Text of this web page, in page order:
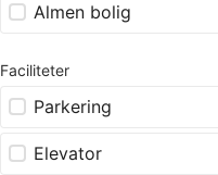
Almen bolig
Faciliteter
Parkering
Elevator